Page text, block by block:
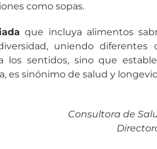
como sopas.
que incluya alimentos
uniendo
los sentidos, sino que
es sinónimo de salud y
Consultora de